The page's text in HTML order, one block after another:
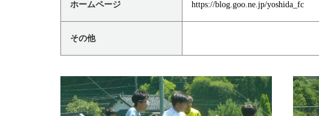
ホームページ https://blog.goo.ne.jp/yoshida_fc
その他